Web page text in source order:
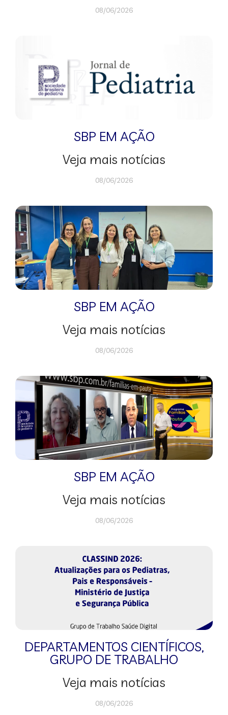
08/06/2026
SBP EM AÇÃO
Veja mais notícias
08/06/2026
SBP EM AÇÃO
Veja mais notícias
08/06/2026
SBP EM AÇÃO
Veja mais notícias
08/06/2026
DEPARTAMENTOS CIENTÍFICOS,
GRUPO DE TRABALHO
Veja mais notícias
08/06/2026